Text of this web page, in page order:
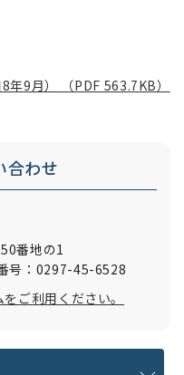
9月） （PDF 563.7KB）
合わせ
番地の1
号：0297-45-6528
ご利用ください。